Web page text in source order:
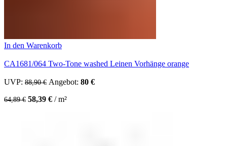
In den Warenkorb
CA1681/064 Two-Tone washed Leinen Vorhänge orange
UVP: 88,90€ Ursprünglicher Preis war: 88,90 €
Angebot: 80 €
64,89€ 58,39 € /m²